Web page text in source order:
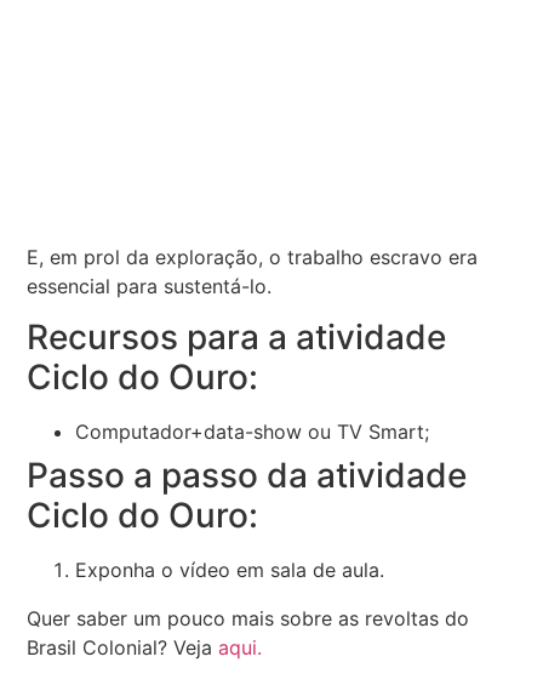
E, em prol da exploração, o trabalho escravo era
essencial para sustentá-lo.
Recursos para a atividade
Ciclo do Ouro:
Computador+data-show ou TV Smart;
Passo a passo da atividade
Ciclo do Ouro:
Exponha o vídeo em sala de aula.
Quer saber um pouco mais sobre as revoltas do
Brasil Colonial? Vejaaqui.